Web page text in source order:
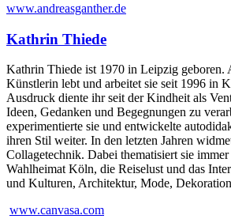
www.andreasganther.de
Kathrin Thiede
Kathrin Thiede ist 1970 in Leipzig geboren.
Künstlerin lebt und arbeitet sie seit 1996 in
Ausdruck diente ihr seit der Kindheit als
Ideen, Gedanken und Begegnungen zu
experimentierte sie und entwickelte
ihren Stil weiter. In den letzten Jahren
Collagetechnik. Dabei thematisiert sie
Wahlheimat Köln, die Reiselust und das
und Kulturen, Architektur, Mode,
www.canvasa.com